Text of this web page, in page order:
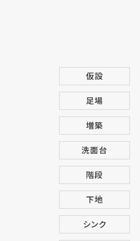
仮設
足場
増築
洗面台
階段
下地
シンク